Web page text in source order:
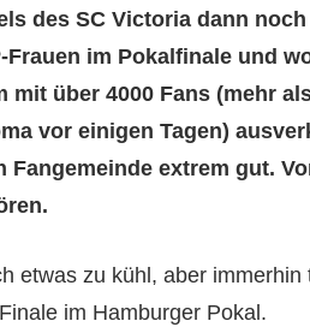
des SC Victoria dann
im Pokalfinale und
über 4000 Fans (mehr
vor einigen Tagen)
extrem gut.
etwas zu kühl, aber immerhin
im Hamburger Pokal.